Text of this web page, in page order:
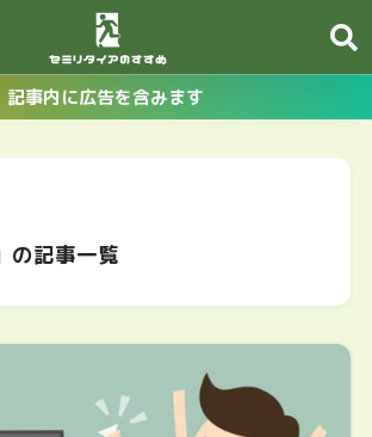
記事内に広告を含みます
の記事一覧